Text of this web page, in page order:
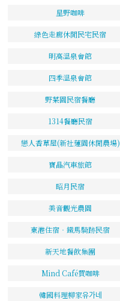
星野咖啡
綠色走廊休閒民宅民宿
明高溫泉會館
四季溫泉會館
野菜園民宿餐廳
1314餐廳民宿
戀人香草屋(新社蓮園休閒農場)
寶晶汽車旅館
昭月民宿
美音觀光農園
東港住宿‧鐵馬騎跡民宿
新天地餐飲集團
Mind Café買咖啡
韓國料理柳家유가네